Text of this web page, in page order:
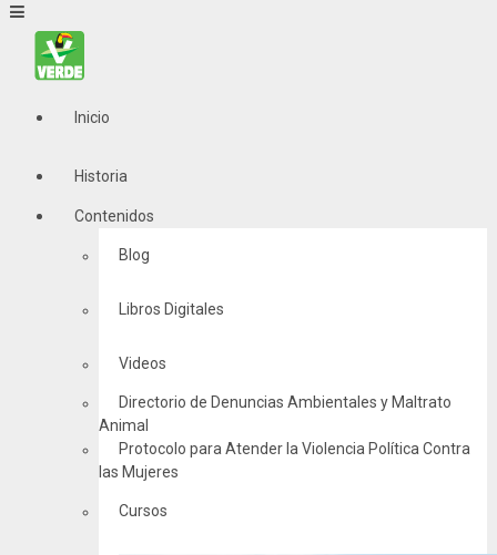
Inicio
Historia
Contenidos
Blog
Libros Digitales
Videos
Directorio de Denuncias Ambientales y Maltrato
Animal
Protocolo para Atender la Violencia Política Contra
las Mujeres
Cursos